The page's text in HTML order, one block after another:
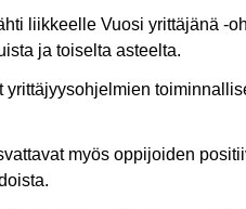
liikkeelle Vuosi yrittäjänä -
ja toiselta asteelta.
yrittäjyysohjelmien
myös oppijoiden